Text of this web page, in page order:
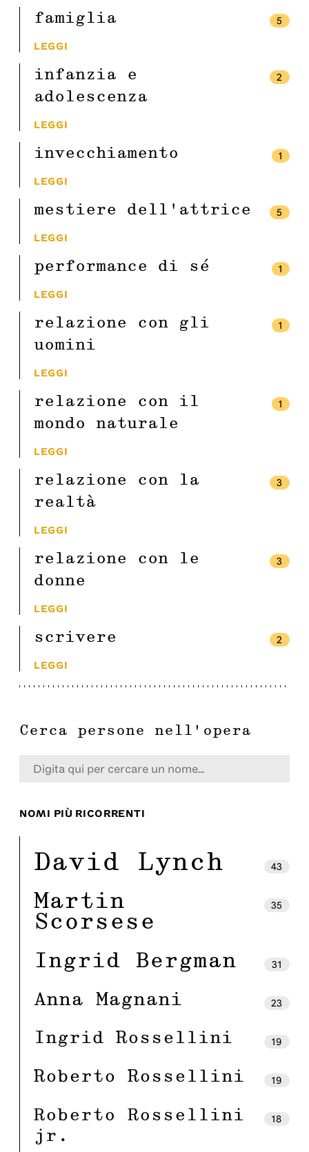
famiglia
5
LEGGI
infanzia e
adolescenza
2
LEGGI
invecchiamento
1
LEGGI
mestiere dell’attrice
5
LEGGI
performance di sé
1
LEGGI
relazione con gli
uomini
1
LEGGI
relazione con il
mondo naturale
1
LEGGI
relazione con la
realtà
3
LEGGI
relazione con le
donne
3
LEGGI
scrivere
2
LEGGI
Cerca persone nell'opera
NOMI PIÙ RICORRENTI
David Lynch 43
Martin
Scorsese
35
Ingrid Bergman 31
Anna Magnani 23
Ingrid Rossellini 19
Roberto Rossellini 19
Roberto Rossellini
jr.
18